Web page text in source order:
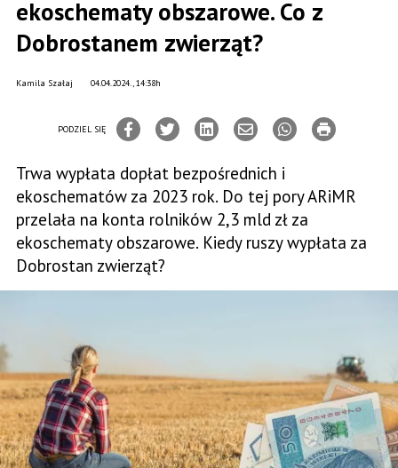
ekoschematy obszarowe. Co z
Dobrostanem zwierząt?
04.04.2024., 14:38h
Kamila Szałaj
PODZIEL SIĘ
Trwa wypłata dopłat bezpośrednich i
ekoschematów za 2023 rok. Do tej pory ARiMR
przelała na konta rolników 2,3 mld zł za
ekoschematy obszarowe. Kiedy ruszy wypłata za
Dobrostan zwierząt?